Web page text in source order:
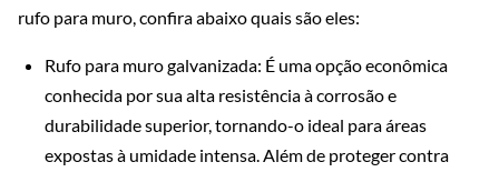
rufo para muro, confira abaixo quais são eles:
Rufo para muro galvanizada: É uma opção econômica
conhecida por sua alta resistência à corrosão e
durabilidade superior, tornando-o ideal para áreas
expostas à umidade intensa. Além de proteger contra